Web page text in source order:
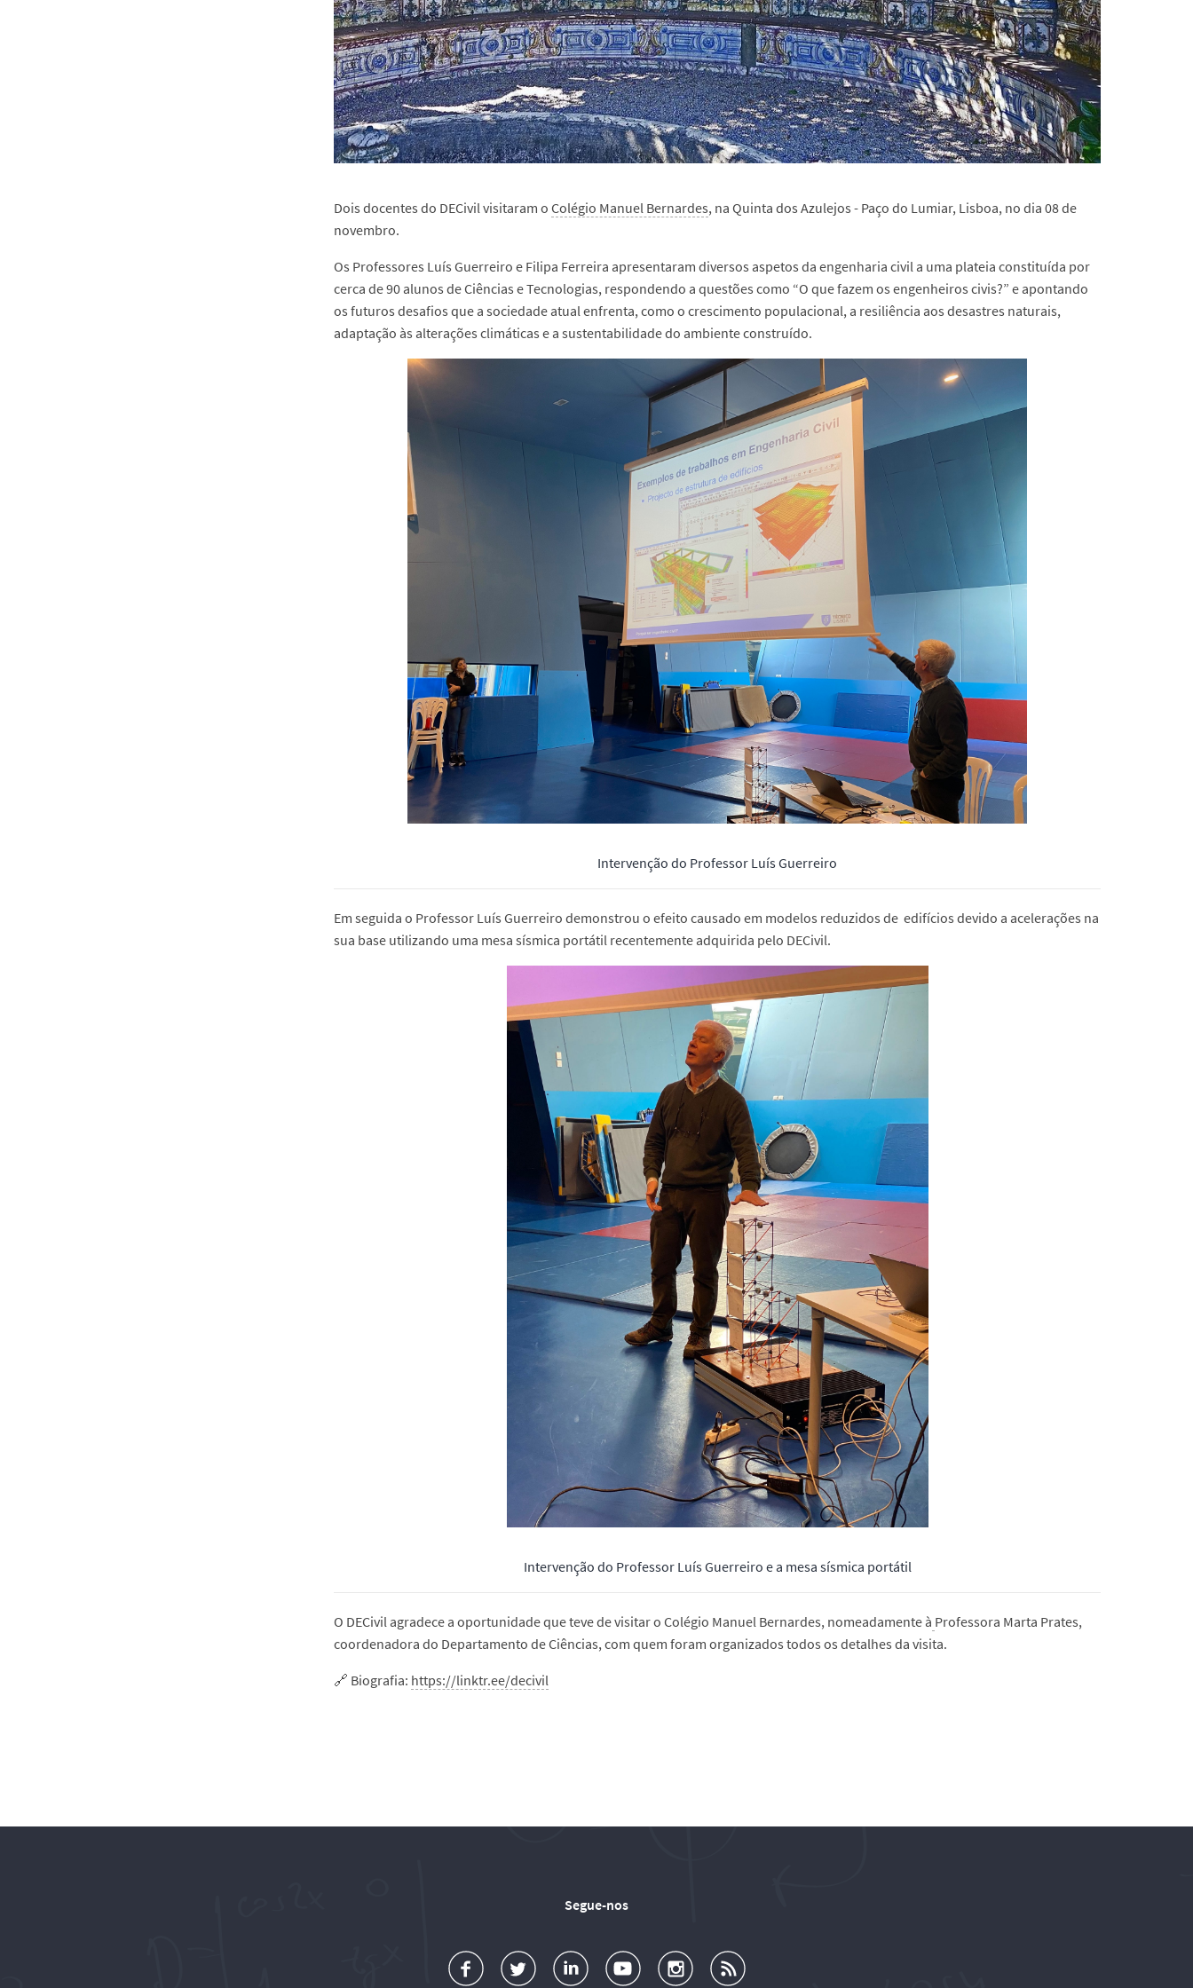
Dois docentes do DECivil visitaram o Colégio Manuel Bernardes, na Quinta dos Azulejos - Paço do Lumiar, Lisboa, no dia 08 de
novembro.
Os Professores Luís Guerreiro e Filipa Ferreira apresentaram diversos aspetos da engenharia civil a uma plateia constituída por
cerca de 90 alunos de Ciências e Tecnologias, respondendo a questões como “O que fazem os engenheiros civis?” e apontando
os futuros desafios que a sociedade atual enfrenta, como o crescimento populacional, a resiliência aos desastres naturais,
adaptação às alterações climáticas e a sustentabilidade do ambiente construído.
Intervenção do Professor Luís Guerreiro
Em seguida o Professor Luís Guerreiro demonstrou o efeito causado em modelos reduzidos de edifícios devido a acelerações na
sua base utilizando uma mesa sísmica portátil recentemente adquirida pelo DECivil.
Intervenção do Professor Luís Guerreiro e a mesa sísmica portátil
O DECivil agradece a oportunidade que teve de visitar o Colégio Manuel Bernardes, nomeadamente à Professora Marta Prates,
coordenadora do Departamento de Ciências, com quem foram organizados todos os detalhes da visita.
🔗 Biografia: https://linktr.ee/decivil
Segue-nos
a o d o o u